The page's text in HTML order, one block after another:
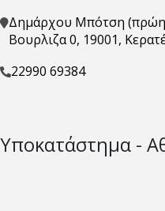
Δημάρχου Μπότση
Βουρλιζα 0, 19001,
22990 69384
Υποκατάστημα -